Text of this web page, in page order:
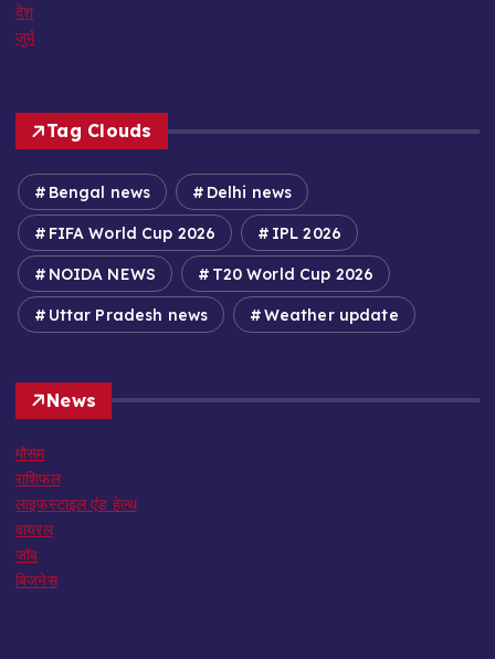
देश
जुर्म
Tag Clouds
Bengal news Delhi news
FIFA World Cup 2026 IPL 2026
NOIDA NEWS T20 World Cup 2026
Uttar Pradesh news Weather update
News
मौसम
राशिफल
लाइफस्टाइल एंड हेल्थ
वायरल
जॉब
बिजनेस